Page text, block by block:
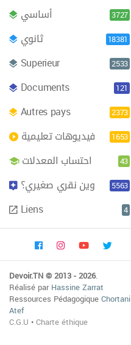
أساسي 3727
ثانوي 18381
Superieur 2533
Documents 121
Autres pays 2373
فيديوهات تعليمية 1653
احتساب المعدلات 43
وين نقري صغيري؟ 5563
Liens 4
Devoir.TN © 2013 - 2026.
Réalisé parHassine Zarrat
Ressources PédagogiqueChortani
Atef
C.G.U •Charte éthique